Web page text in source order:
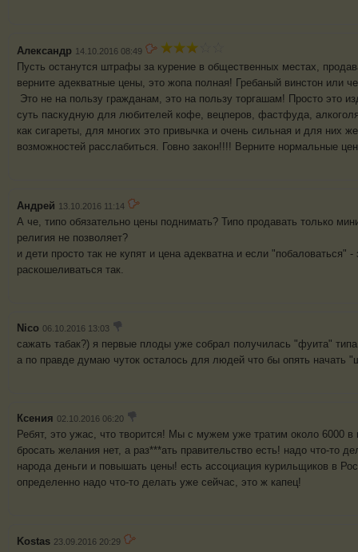
Александр 14.10.2016 08:49
Пусть останутся штрафы за курение в общественных местах,
верните адекватные цены, это жопа полная! Гребаный винстон или
Это не на пользу гражданам, это на пользу торгашам! Просто это
суть паскудную для любителей кофе, вецперов, фастфуда,
как сигареты, для многих это привычка и очень сильная и для них
возможностей расслабиться. Говно закон!!!! Верните нормальные
Андрей 13.10.2016 11:14
А че, типо обязательно цены поднимать? Типо продавать только
религия не позволяет?
и дети просто так не купят и цена адекватна и если "побаловаться"
раскошеливаться так.
Nico 06.10.2016 13:03
сажать табак?) я первые плоды уже собрал получилась "фуита"
а по правде думаю чуток осталось для людей что бы опять начать
Ксения 02.10.2016 06:20
Ребят, это ужас, что творится! Мы с мужем уже тратим около 6000 в
бросать желания нет, а раз***ать правительство есть! надо что-то
народа деньги и повышать цены! есть ассоциация курильщиков в
определенно надо что-то делать уже сейчас, это ж капец!
Kostas 23.09.2016 20:29